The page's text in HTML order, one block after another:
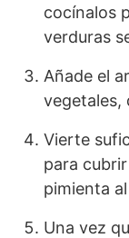
cocínalos
verduras
Añade el
vegetales,
Vierte
para
pimienta
Una vez